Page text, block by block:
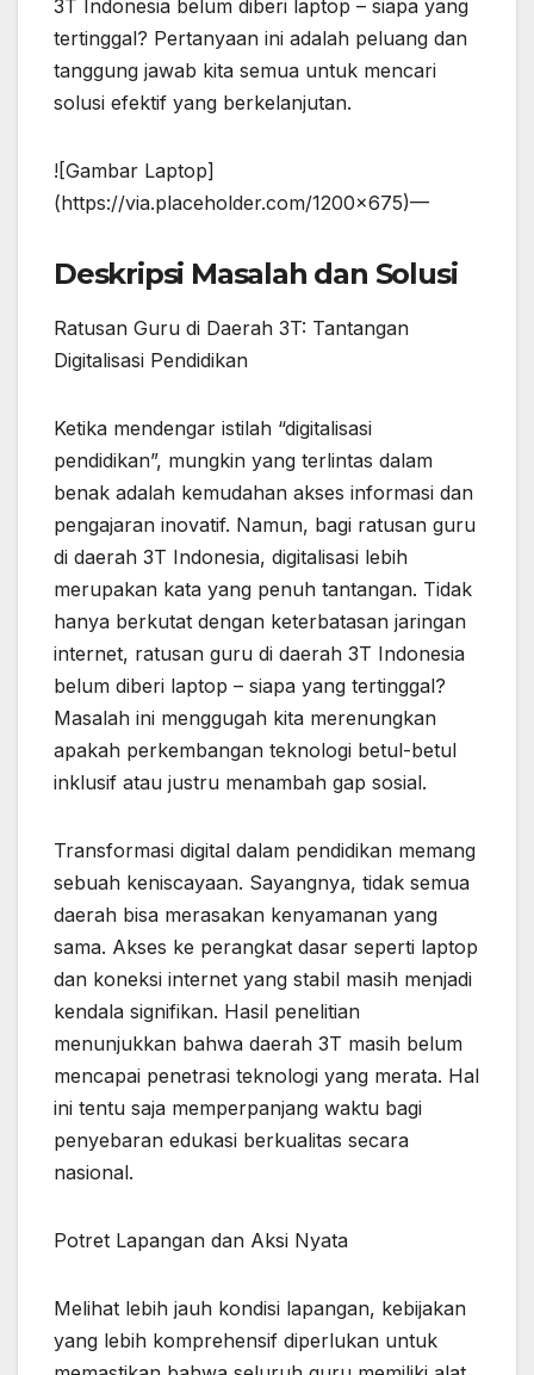
3T Indonesia belum diberi laptop – siapa yang
tertinggal? Pertanyaan ini adalah peluang dan
tanggung jawab kita semua untuk mencari
solusi efektif yang berkelanjutan.
![Gambar Laptop]
(https://via.placeholder.com/1200×675)—
Deskripsi Masalah dan Solusi
Ratusan Guru di Daerah 3T: Tantangan
Digitalisasi Pendidikan
Ketika mendengar istilah “digitalisasi
pendidikan”, mungkin yang terlintas dalam
benak adalah kemudahan akses informasi dan
pengajaran inovatif. Namun, bagi ratusan guru
di daerah 3T Indonesia, digitalisasi lebih
merupakan kata yang penuh tantangan. Tidak
hanya berkutat dengan keterbatasan jaringan
internet, ratusan guru di daerah 3T Indonesia
belum diberi laptop – siapa yang tertinggal?
Masalah ini menggugah kita merenungkan
apakah perkembangan teknologi betul-betul
inklusif atau justru menambah gap sosial.
Transformasi digital dalam pendidikan memang
sebuah keniscayaan. Sayangnya, tidak semua
daerah bisa merasakan kenyamanan yang
sama. Akses ke perangkat dasar seperti laptop
dan koneksi internet yang stabil masih menjadi
kendala signifikan. Hasil penelitian
menunjukkan bahwa daerah 3T masih belum
mencapai penetrasi teknologi yang merata. Hal
ini tentu saja memperpanjang waktu bagi
penyebaran edukasi berkualitas secara
nasional.
Potret Lapangan dan Aksi Nyata
Melihat lebih jauh kondisi lapangan, kebijakan
yang lebih komprehensif diperlukan untuk